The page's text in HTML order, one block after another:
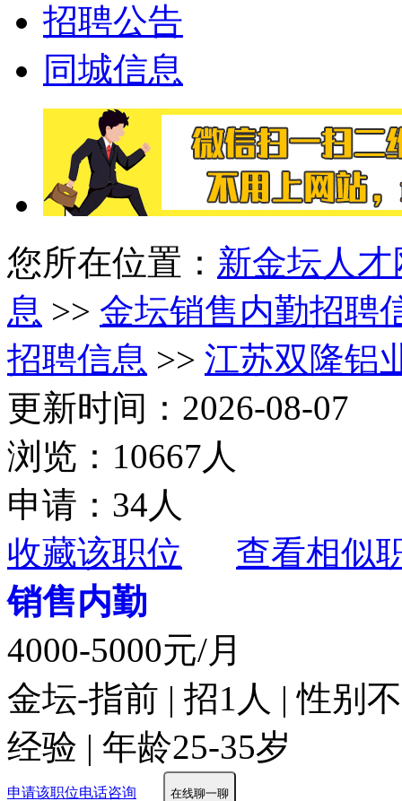
招聘公告
同城信息
您所在位置： 新金坛人才
息 >> 金坛销售内勤招聘
招聘信息 >> 江苏双隆铝
更新时间：2026-08-07
浏览：10667人
申请：34人
收藏该职位
查看相似
销售内勤
4000-5000元/月
金坛-指前 | 招1人 | 性别
经验 | 年龄25-35岁
申请该职位电话咨询 在线聊一聊